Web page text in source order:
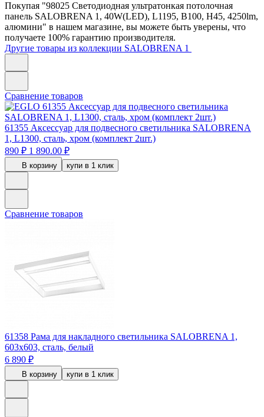
Покупая "98025 Светодиодная ультратонкая потолочная
панель SALOBRENA 1, 40W(LED), L1195, B100, H45, 4250lm,
алюмини" в нашем магазине, вы можете быть уверены, что
получаете 100% гарантию производителя.
Другие товары из коллекции SALOBRENA 1
Сравнение товаров
61355 Аксессуар для подвесного светильника SALOBRENA
1, L1300, сталь, хром (комплект 2шт.)
890 ₽ 1 890.00 ₽
В корзину купи в 1 клик
Сравнение товаров
61358 Рама для накладного светильника SALOBRENA 1,
603х603, сталь, белый
6 890 ₽
В корзину купи в 1 клик